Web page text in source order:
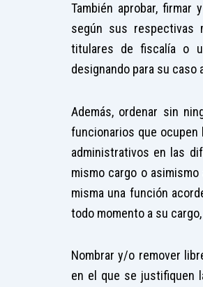
También aprobar,
según sus respectivas
titulares de fiscalía o
designando para su
Además, ordenar sin
funcionarios que
administrativos en las
mismo cargo o
misma una función
todo momento a su
Nombrar y/o remover
en el que se justifiquen